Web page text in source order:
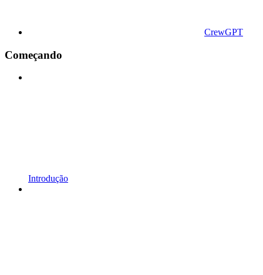
CrewGPT
Começando
Introdução